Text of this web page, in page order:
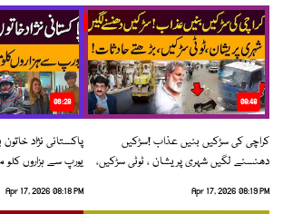
08:48
کراچی کی سڑکیں بنیں عذاب !سڑکیں
دھنسنے لگیں شہری پریشان ، ٹوٹی سڑکیں،
Apr 17, 2026 08:19 PM
06:28
پاکستانی نژاد خاتون
یورپ سے ہزاروں
Apr 17, 2026 08:18 PM